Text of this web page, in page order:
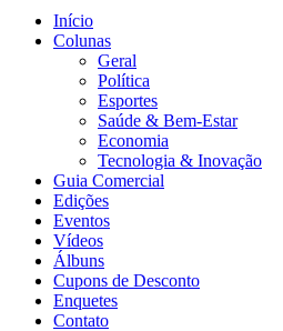
Início
Colunas
Geral
Política
Esportes
Saúde & Bem-Estar
Economia
Tecnologia & Inovação
Guia Comercial
Edições
Eventos
Vídeos
Álbuns
Cupons de Desconto
Enquetes
Contato